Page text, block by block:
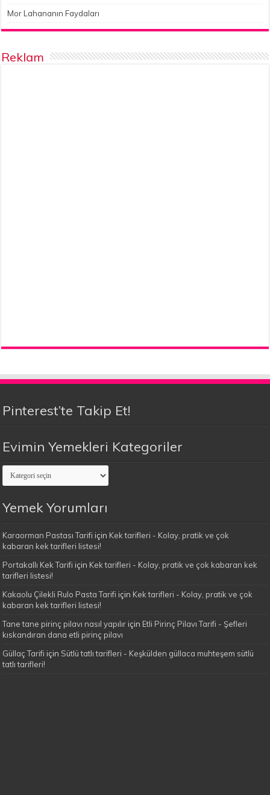
Mor Lahananın Faydaları
Reklam
Pinterest’te Takip Et!
Evimin Yemekleri Kategoriler
Evimin
Yemekleri
Kategoriler
Yemek Yorumları
Karaorman Pastası Tarifi için Kek tarifleri - Kolay, pratik ve çok
kabaran kek tarifleri listesi!
Portakallı Kek Tarifi için Kek tarifleri - Kolay, pratik ve çok kabaran kek
tarifleri listesi!
Kakaolu Çilekli Rulo Pasta Tarifi için Kek tarifleri - Kolay, pratik ve çok
kabaran kek tarifleri listesi!
Tane tane pirinç pilavı nasıl yapılır için Etli Pirinç Pilavı Tarifi - Şefleri
kıskandıran dana etli pirinç pilavı
Güllaç Tarifi için Sütlü tatlı tarifleri - Keşkülden güllaca muhteşem sütlü
tatlı tarifleri!